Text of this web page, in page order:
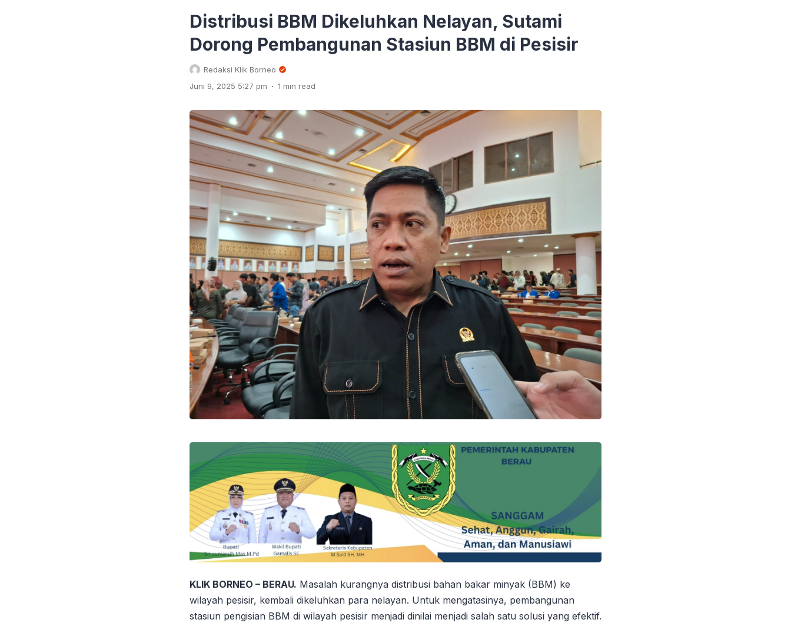
Distribusi BBM Dikeluhkan Nelayan, Sutami
Dorong Pembangunan Stasiun BBM di Pesisir
Redaksi Klik Borneo
Juni 9, 2025 5:27 pm . 1 min read
KLIK BORNEO – BERAU. Masalah kurangnya distribusi bahan bakar minyak (BBM) ke
wilayah pesisir, kembali dikeluhkan para nelayan. Untuk mengatasinya, pembangunan
stasiun pengisian BBM di wilayah pesisir menjadi dinilai menjadi salah satu solusi yang efektif.